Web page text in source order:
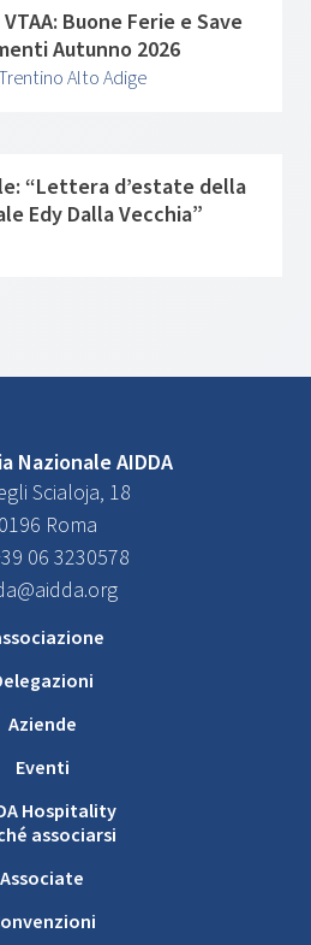
Buone Ferie e Save
Autunno 2026
Alto Adige
“Lettera d’estate della
Edy Dalla Vecchia”
Nazionale AIDDA
Scialoja, 18
Roma
06 3230578
Aziende
Eventi
Hospitality
associarsi
Associate